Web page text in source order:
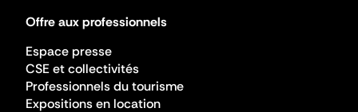
Offre aux professionnels
Espace presse
CSE et collectivités
Professionnels du tourisme
Expositions en location